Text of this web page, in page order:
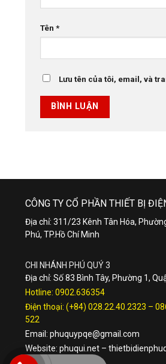
Tên *
Lưu tên của tôi, email, và
CÔNG TY CỔ PHẦN THIẾT BỊ
Địa chỉ: 311/23 Kênh Tân Hóa,
Phú, TP.Hồ Chí Minh
CHI NHÁNH PHÚ QUÝ 3
Địa chỉ: Số 83 Bình Tây, Phường 1,
Hotline: 0902.636354
Điện thoại: (+84) 028.22.40.2323 –
522
Email: phuquypqe@gmail.com
Website: phuqui.net –